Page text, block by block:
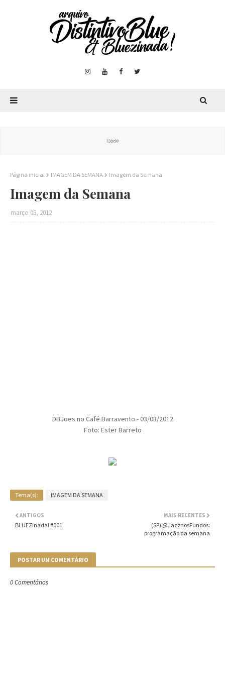
Página inicial IMAGEM DA SEMANA Imagem da Semana
Imagem da Semana
março 05, 2012
DBJoes no Café Barravento - 03/03/2012
Foto: Ester Barreto
Tema(s): IMAGEM DA SEMANA
MAIS RECENTES
(SP) @JazznosFundos:
programação da semana
ANTIGOS
BLUEZinada! #001
POSTAR UM COMENTÁRIO
0 Comentários